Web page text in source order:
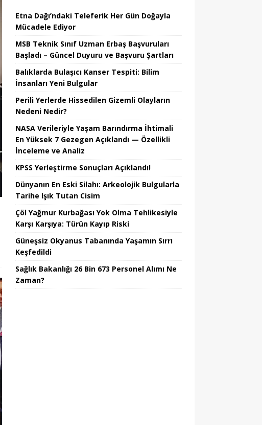
Etna Dağı’ndaki Teleferik Her Gün Doğayla
Mücadele Ediyor
MSB Teknik Sınıf Uzman Erbaş Başvuruları
Başladı – Güncel Duyuru ve Başvuru Şartları
Balıklarda Bulaşıcı Kanser Tespiti: Bilim
İnsanları Yeni Bulgular
Perili Yerlerde Hissedilen Gizemli Olayların
Nedeni Nedir?
NASA Verileriyle Yaşam Barındırma İhtimali
En Yüksek 7 Gezegen Açıklandı — Özellikli
İnceleme ve Analiz
KPSS Yerleştirme Sonuçları Açıklandı!
Dünyanın En Eski Silahı: Arkeolojik Bulgularla
Tarihe Işık Tutan Cisim
Çöl Yağmur Kurbağası Yok Olma Tehlikesiyle
Karşı Karşıya: Türün Kayıp Riski
Güneşsiz Okyanus Tabanında Yaşamın Sırrı
Keşfedildi
Sağlık Bakanlığı 26 Bin 673 Personel Alımı Ne
Zaman?